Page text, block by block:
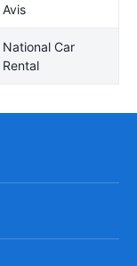
Avis
National Car
Rental